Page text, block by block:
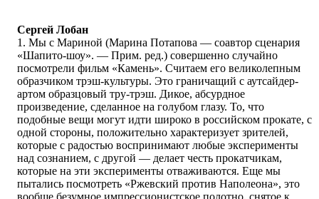
Сергей Лобан
1. Мы с Мариной (Марина Потапова — соавтор сценария
«Шапито-шоу». — Прим. ред.) совершенно случайно
посмотрели фильм «Камень». Считаем его великолепным
образчиком трэш-культуры. Это граничащий с аутсайдер-
артом образцовый тру-трэш. Дикое, абсурдное
произведение, сделанное на голубом глазу. То, что
подобные вещи могут идти широко в российском прокате, с
одной стороны, положительно характеризует зрителей,
которые с радостью воспринимают любые эксперименты
над сознанием, с другой — делает честь прокатчикам,
которые на эти эксперименты отваживаются. Еще мы
пытались посмотреть «Ржевский против Наполеона», это